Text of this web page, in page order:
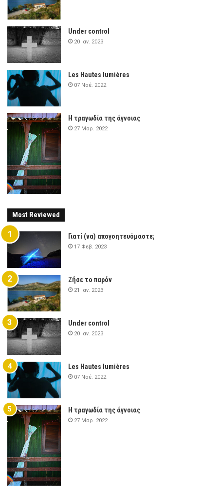
Under control
20 Ιαν. 2023
Les Hautes lumières
07 Νοέ. 2022
Η τραγωδία της άγνοιας
27 Μαρ. 2022
Most Reviewed
Γιατί (να) απογοητευόμαστε;
17 Φεβ. 2023
Ζήσε το παρόν
21 Ιαν. 2023
Under control
20 Ιαν. 2023
Les Hautes lumières
07 Νοέ. 2022
Η τραγωδία της άγνοιας
27 Μαρ. 2022